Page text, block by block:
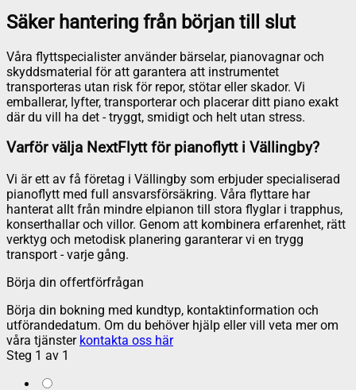
Säker hantering från början till slut
Våra flyttspecialister använder bärselar, pianovagnar och
skyddsmaterial för att garantera att instrumentet
transporteras utan risk för repor, stötar eller skador. Vi
emballerar, lyfter, transporterar och placerar ditt piano exakt
där du vill ha det - tryggt, smidigt och helt utan stress.
Varför välja NextFlytt för pianoflytt i Vällingby?
Vi är ett av få företag i Vällingby som erbjuder specialiserad
pianoflytt med full ansvarsförsäkring. Våra flyttare har
hanterat allt från mindre elpianon till stora flyglar i trapphus,
konserthallar och villor. Genom att kombinera erfarenhet, rätt
verktyg och metodisk planering garanterar vi en trygg
transport - varje gång.
Börja din offertförfrågan
Börja din bokning med kundtyp, kontaktinformation och
utförandedatum. Om du behöver hjälp eller vill veta mer om
våra tjänster kontakta oss här
Steg 1 av 1